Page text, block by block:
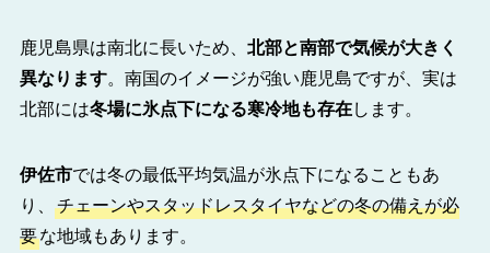
鹿児島県は南北に長いため、 北部と南部で気候が大きく
異なります。南国のイメージが強い鹿児島ですが、実は
北部には冬場に氷点下になる寒冷地も存在します。
伊佐市では冬の最低平均気温が氷点下になることもあ
り、 チェーンやスタッドレスタイヤなどの冬の備えが必
要な地域もあります。